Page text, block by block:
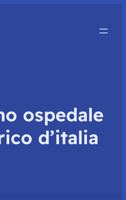
ospedale
d’italia